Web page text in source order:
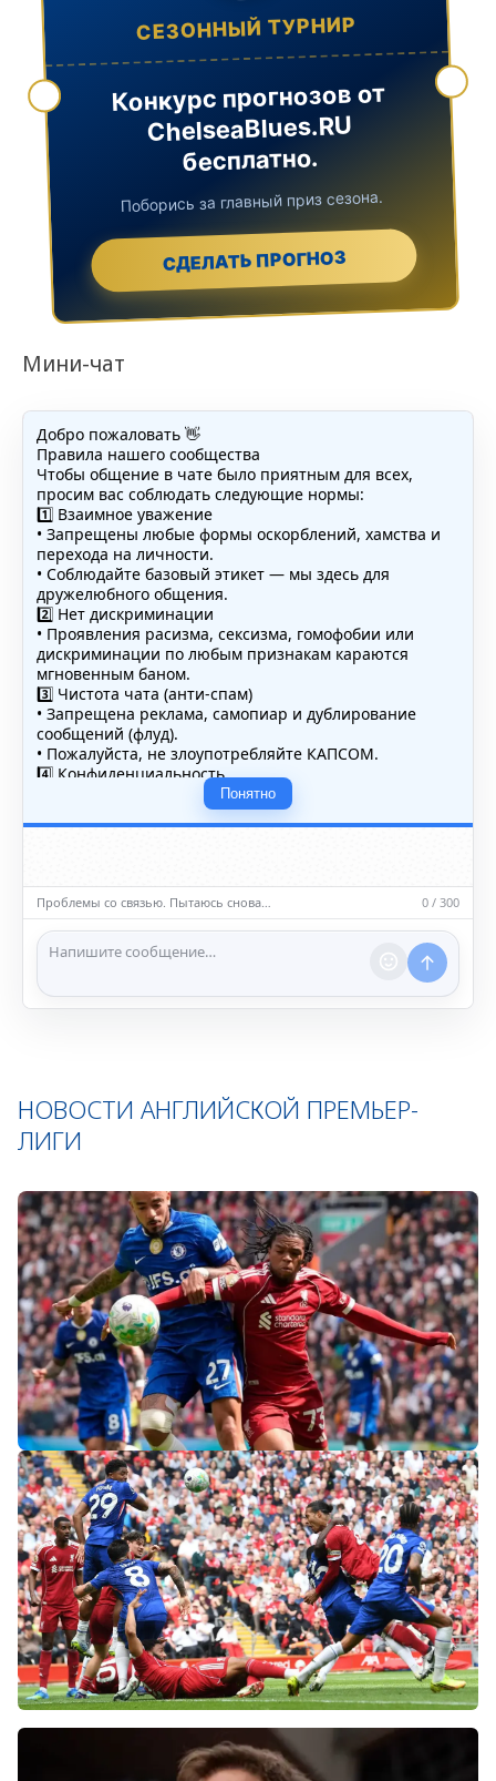
СЕЗОННЫЙ ТУРНИР
Конкурс прогнозов от
ChelseaBlues.RU
бесплатно.
Поборись за главный приз сезона.
СДЕЛАТЬ ПРОГНОЗ
Мини-чат
Добро пожаловать 👋
Правила нашего сообщества
Чтобы общение в чате было приятным для всех,
просим вас соблюдать следующие нормы:
1️⃣ Взаимное уважение
• Запрещены любые формы оскорблений, хамства и
перехода на личности.
• Соблюдайте базовый этикет — мы здесь для
дружелюбного общения.
2️⃣ Нет дискриминации
• Проявления расизма, сексизма, гомофобии или
дискриминации по любым признакам караются
мгновенным баном.
3️⃣ Чистота чата (анти-спам)
• Запрещена реклама, самопиар и дублирование
сообщений (флуд).
• Пожалуйста, не злоупотребляйте КАПСОМ.
4️⃣ Конфиденциальность
• Не публикуйте личные данные — свои или чужие
(телефоны, адреса, документы).
5️⃣ Уместность контента
насилию.
ℹ️ Модераторы и администраторы вправе удалять
сообщения и ограничивать доступ к чату при
нарушении правил.
Понятно
Проблемы со связью. Пытаюсь снова… 0 / 300
НОВОСТИ АНГЛИЙСКОЙ ПРЕМЬЕР-
ЛИГИ
«Слот не тот человек»: болельщики
«Ливерпуля» и «Челси» разнесли тренеров
после ничьей на «Энфилде»
Фанаты «Ливерпуля» шокированы
неспособностью команды обыграть нынешний